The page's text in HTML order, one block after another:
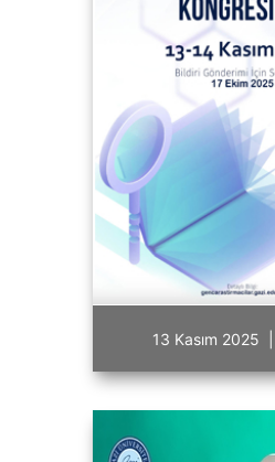
13 Kasım 2025 |